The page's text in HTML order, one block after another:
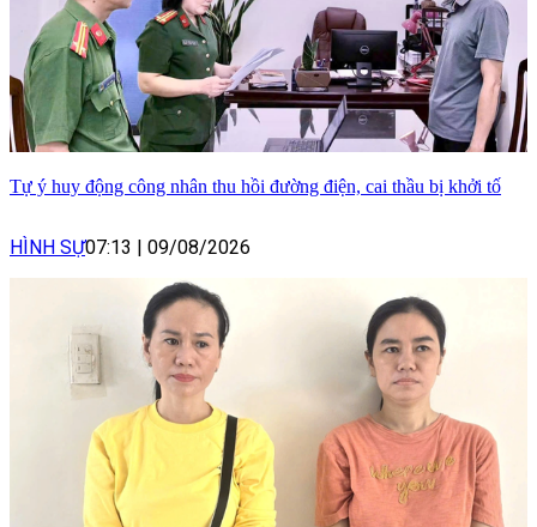
Tự ý huy động công nhân thu hồi đường điện, cai thầu bị khởi tố
HÌNH SỰ07:13 09/08/2026